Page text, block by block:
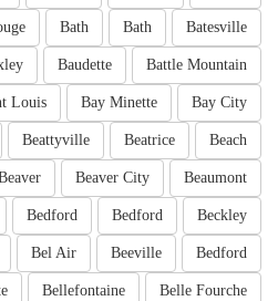
Batesville
Bath
Bath
Battle Mountain
Baudette
Bay City
Bay Minette
Louis
Beach
Beatrice
Beattyville
Beaumont
Beaver City
Beckley
Bedford
Bedford
Bedford
Beeville
Bel Air
Belle Fourche
Bellefontaine